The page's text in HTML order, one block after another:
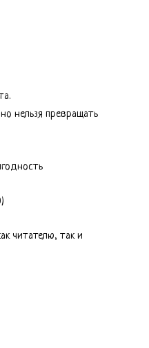
нельзя превращать
читателю, так и